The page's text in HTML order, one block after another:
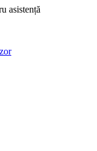
asistență